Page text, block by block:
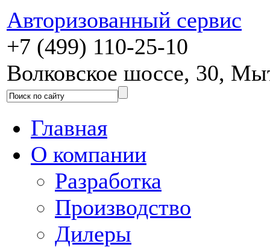
Авторизованный сервис
+7 (499) 110-25-10
Волковское шоссе, 30,
Главная
О компании
Разработка
Производство
Дилеры